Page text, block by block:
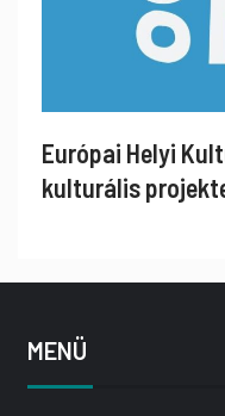
Európai Helyi
kulturális
MENÜ